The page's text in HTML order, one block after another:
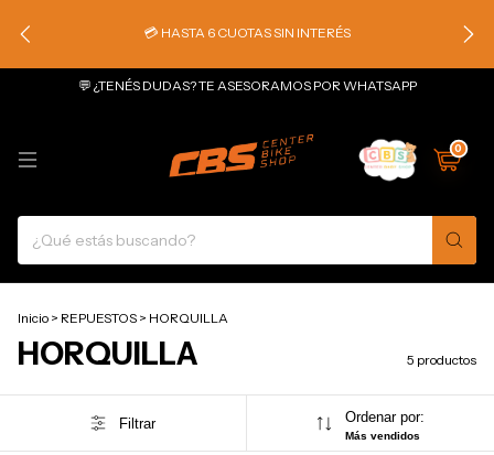
💳 HASTA 6 CUOTAS SIN INTERÉS
💬 ¿TENÉS DUDAS? TE ASESORAMOS POR WHATSAPP
0
Inicio > REPUESTOS > HORQUILLA
HORQUILLA 5 productos
Filtrar Ordenar por:
Más vendidos